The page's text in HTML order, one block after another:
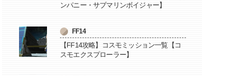
ンパニー・サブマリンボイジャー】
FF14
【FF14攻略】コスモミッション一覧【コ
スモエクスプローラー】